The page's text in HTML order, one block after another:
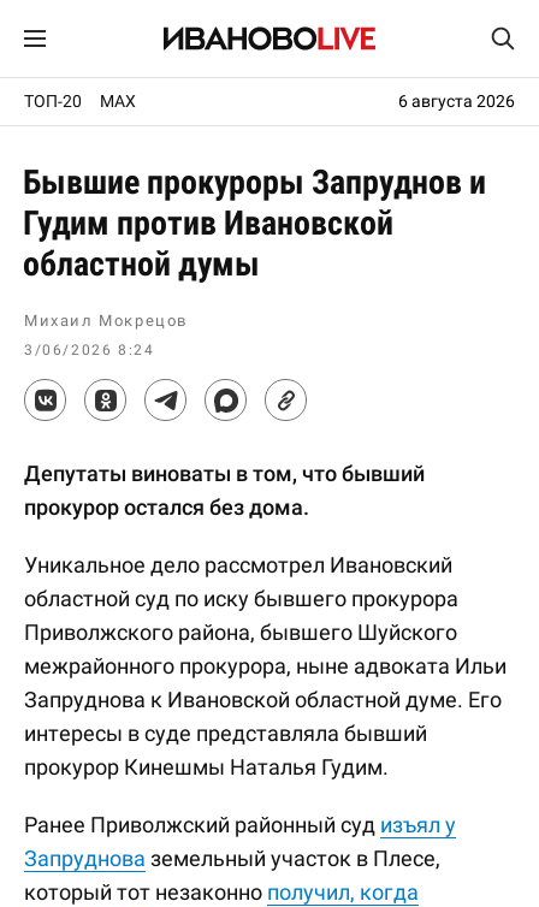
ТОП-20 MAX 6 августа 2026
Бывшие прокуроры Запруднов и
Гудим против Ивановской
областной думы
Михаил Мокрецов
3/06/2026 8:24
Депутаты виноваты в том, что бывший
прокурор остался без дома.
Уникальное дело рассмотрел Ивановский
областной суд по иску бывшего прокурора
Приволжского района, бывшего Шуйского
межрайонного прокурора, ныне адвоката Ильи
Запруднова к Ивановской областной думе. Его
интересы в суде представляла бывший
прокурор Кинешмы Наталья Гудим.
Ранее Приволжский районный суд изъял у
Запруднова земельный участок в Плесе,
который тот незаконно получил, когда